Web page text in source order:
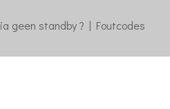
geen standby ? | Foutcodes